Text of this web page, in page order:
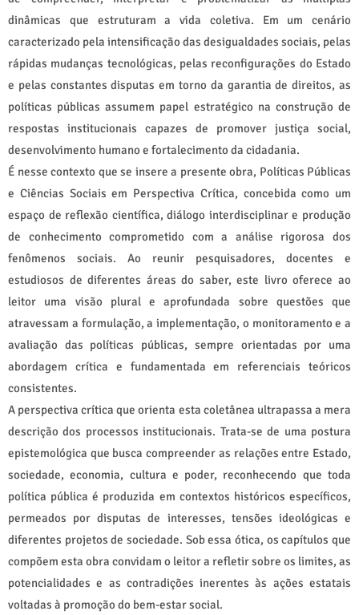
dinâmicas que estruturam a vida coletiva. Em um cenário
caracterizado pela intensificação das desigualdades sociais, pelas
rápidas mudanças tecnológicas, pelas reconfigurações do Estado
e pelas constantes disputas em torno da garantia de direitos, as
políticas públicas assumem papel estratégico na construção de
respostas institucionais capazes de promover justiça social,
desenvolvimento humano e fortalecimento da cidadania.
É nesse contexto que se insere a presente obra, Políticas Públicas
e Ciências Sociais em Perspectiva Crítica, concebida como um
espaço de reflexão científica, diálogo interdisciplinar e produção
de conhecimento comprometido com a análise rigorosa dos
fenômenos sociais. Ao reunir pesquisadores, docentes e
estudiosos de diferentes áreas do saber, este livro oferece ao
leitor uma visão plural e aprofundada sobre questões que
atravessam a formulação, a implementação, o monitoramento e a
avaliação das políticas públicas, sempre orientadas por uma
abordagem crítica e fundamentada em referenciais teóricos
consistentes.
A perspectiva crítica que orienta esta coletânea ultrapassa a mera
descrição dos processos institucionais. Trata-se de uma postura
epistemológica que busca compreender as relações entre Estado,
sociedade, economia, cultura e poder, reconhecendo que toda
política pública é produzida em contextos históricos específicos,
permeados por disputas de interesses, tensões ideológicas e
diferentes projetos de sociedade. Sob essa ótica, os capítulos que
compõem esta obra convidam o leitor a refletir sobre os limites, as
potencialidades e as contradições inerentes às ações estatais
voltadas à promoção do bem-estar social.